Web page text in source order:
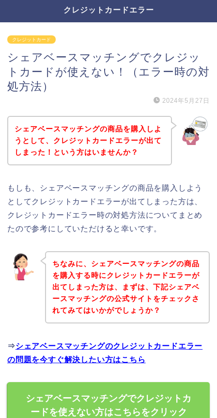
クレジットカードエラー
クレジットカード
シェアベースマッチングでクレジッ
トカードが使えない！（エラー時の対
処方法）
2024年5月27日
シェアベースマッチングの商品を購入しよ
うとして、クレジットカードエラーが出て
しまった！という方はいませんか？
もしも、シェアベースマッチングの商品を購入しよう
としてクレジットカードエラーが出てしまった方は、
クレジットカードエラー時の対処方法についてまとめ
たので参考にしていただけると幸いです。
ちなみに、シェアベースマッチングの商品
を購入する時にクレジットカードエラーが
出てしまった方は、まずは、下記シェアベ
ースマッチングの公式サイトをチェックさ
れてみてはいかがでしょうか？
⇒シェアベースマッチングのクレジットカードエラー
の問題を今すぐ解決したい方はこちら
シェアベースマッチングでクレジットカ
ードを使えない方はこちらをクリック